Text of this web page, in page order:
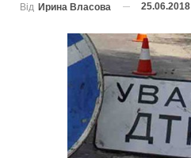
Від Ирина Власова 25.06.2018